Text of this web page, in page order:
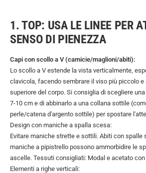
1. TOP: USA LE LINEE PER
SENSO DI PIENEZZA
Capi con scollo a V (camicie/maglioni/abiti):
Lo scollo a V estende la vista verticalmente,
clavicola, facendo sembrare il viso più piccolo
superiore del corpo. Si consiglia di scegliere
7-10 cm e di abbinarlo a una collana sottile
perle/catena d'argento sottile) per spostare
Design con maniche a spalla scesa:
Evitare maniche strette e sottili. Abiti con spalle
maniche a pipistrello possono ammorbidire le
ascelle. Tessuti consigliati: Modal e acetato
Elementi a righe verticali: